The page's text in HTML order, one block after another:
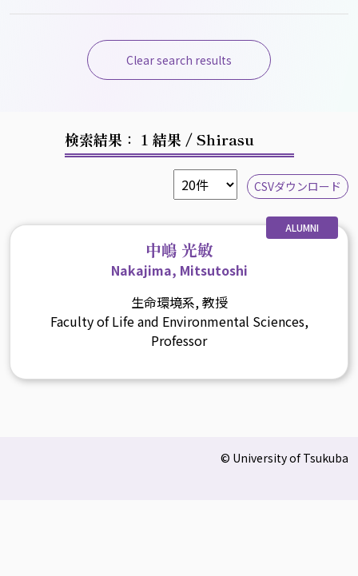
Clear search results
検索結果： 1 結果 / Shirasu
CSVダウンロード
ALUMNI
中嶋 光敏
Nakajima, Mitsutoshi
生命環境系, 教授
Faculty of Life and Environmental Sciences,
Professor
© University of Tsukuba